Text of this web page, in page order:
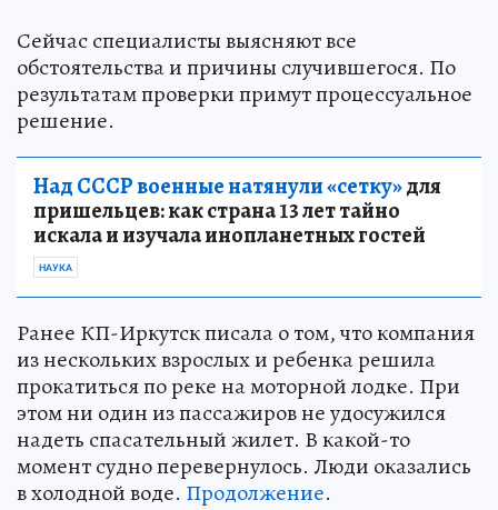
Сейчас специалисты выясняют все
обстоятельства и причины случившегося. По
результатам проверки примут процессуальное
решение.
Над СССР военные натянули «сетку»для
пришельцев: как страна 13 лет тайно
искала и изучала инопланетных гостей
НАУКА
Ранее КП-Иркутск писала о том, что компания
из нескольких взрослых и ребенка решила
прокатиться по реке на моторной лодке. При
этом ни один из пассажиров не удосужился
надеть спасательный жилет. В какой-то
момент судно перевернулось. Люди оказались
в холодной воде. Продолжение.